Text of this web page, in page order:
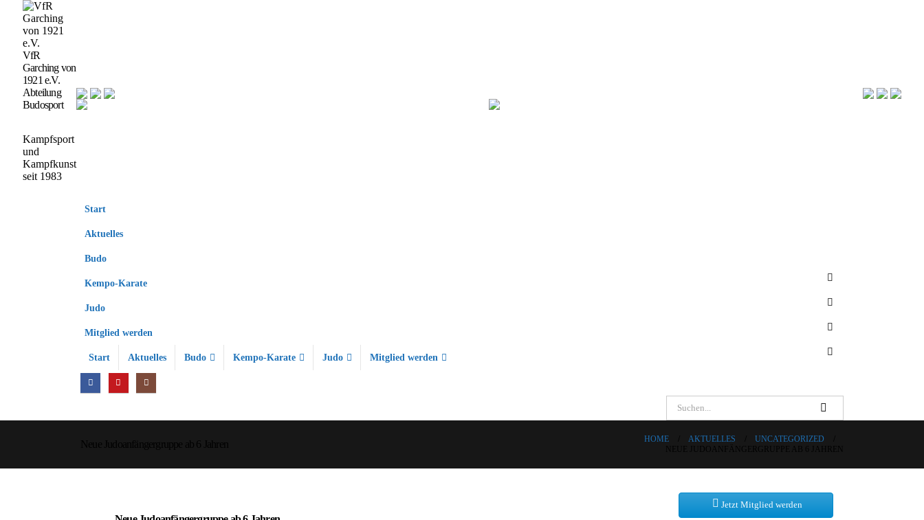
VfR
Garching von
1921 e.V.
Abteilung
Budosport
Kampfsport
und
Kampfkunst
seit 1983
Start
Aktuelles
Budo
Kempo-Karate
Judo
Mitglied werden
Start Aktuelles Budo Kempo-Karate Judo Mitglied werden
HOME AKTUELLES
UNCATEGORIZED
Jetzt Mitglied werden